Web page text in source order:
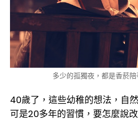
多少的孤獨夜，都是香菸陪
40歲了，這些幼稚的想法，自
可是20多年的習慣，要怎麼說